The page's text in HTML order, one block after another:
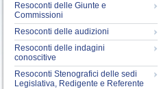
Resoconti delle Giunte e
Commissioni
Resoconti delle audizioni
Resoconti delle indagini
conoscitive
Resoconti Stenografici delle sedi
Legislativa, Redigente e Referente